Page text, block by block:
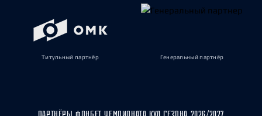
Титульный партнёр Генеральный партнёр